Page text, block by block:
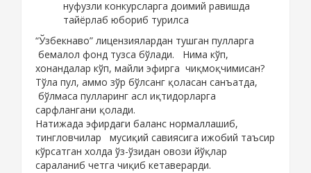
нуфузли конкурсларга доимий равишда
тайёрлаб юбориб турилса
“Ўзбекнаво” лицензиялардан тушган пулларга
бемалол фонд тузса бўлади. Нима кўп,
хонандалар кўп, майли эфирга чиқмоқчимисан?
Тўла пул, аммо зўр бўлсанг қоласан санъатда,
бўлмаса пулларинг асл иқтидорларга
сарфлангани қолади.
Натижада эфирдаги баланс нормаллашиб,
тингловчилар мусиқий савиясига ижобий таъсир
кўрсатган холда ўз-ўзидан овози йўқлар
сараланиб четга чиқиб кетаверарди.